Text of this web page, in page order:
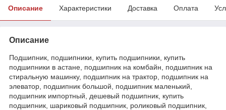
Описание Характеристики Доставка Оплата
Описание
Подшипник, подшипники, купить подшипники, купить
подшипники в астане, подшипник на комбайн, подшипник на
стиральную машинку, подшипник на трактор, подшипник на
элеватор, подшипник большой, подшипник маленький,
подшипник импортный, дешевый подшипник, купить
подшипник, шариковый подшипник, роликовый подшипник,